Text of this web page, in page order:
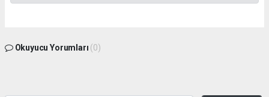
Okuyucu Yorumları (0)